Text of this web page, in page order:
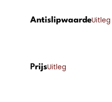
AntislipwaardeUitleg
PrijsUitleg